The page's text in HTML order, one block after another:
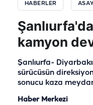
HABERLER
kamyon
Şanlıurfa-
sürücüsün
sonucu kaza
Haber Merkezi